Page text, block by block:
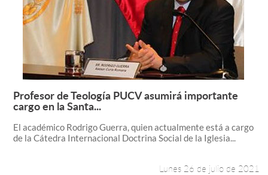
Leer más +
Profesor de Teología PUCV asumirá importante
cargo en la Santa...
El académico Rodrigo Guerra, quien actualmente está a cargo
de la Cátedra Internacional Doctrina Social de la Iglesia...
Lunes 26 de julio de 2021